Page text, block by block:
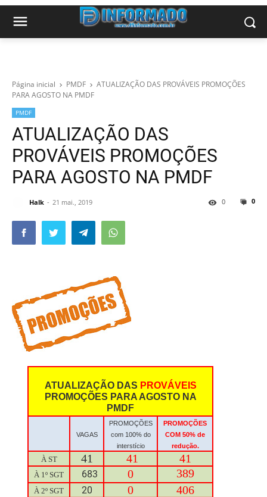
Página inicial PMDF
ATUALIZAÇÃO DAS PROVÁVEIS PROMOÇÕES
PARA AGOSTO NA PMDF
PMDF
ATUALIZAÇÃO DAS
PROVÁVEIS PROMOÇÕES
PARA AGOSTO NA PMDF
Halk 21 mai., 2019 0
0
ATUALIZAÇÃO DAS PROVÁVEIS
PROMOÇÕES PARA AGOSTO NA
PMDF
VAGAS
PROMOÇÕES
com 100% do
interstício
PROMOÇÕES
COM 50% de
redução.
À ST 41 41 41
À 1º SGT 683 0 389
À 2º SGT 20 0 406